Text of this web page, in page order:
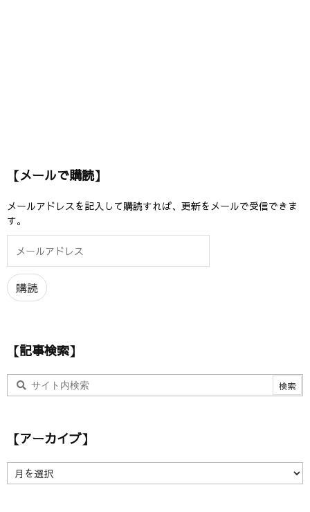
【メールで購読】
メールアドレスを記入して購読すれば、更新をメールで受信できま
す。
ル
ア
ド
購読
【記事検索】
【アーカイブ】
ア